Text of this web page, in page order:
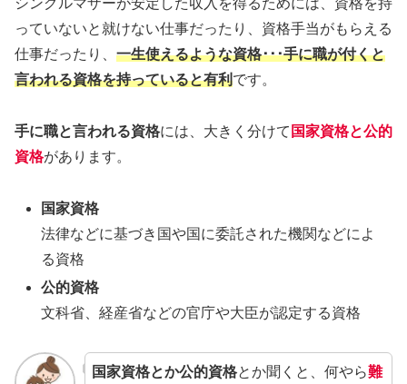
シングルマザーが安定した収入を得るためには、資格を持
っていないと就けない仕事だったり、資格手当がもらえる
仕事だったり、 一生使えるような資格･･･手に職が付くと
言われる資格を持っていると有利です。
手に職と言われる資格には、大きく分けて 国家資格と公的
資格があります。
国家資格
法律などに基づき国や国に委託された機関などによ
る資格
公的資格
文科省、経産省などの官庁や大臣が認定する資格
国家資格とか公的資格とか聞くと、何やら難